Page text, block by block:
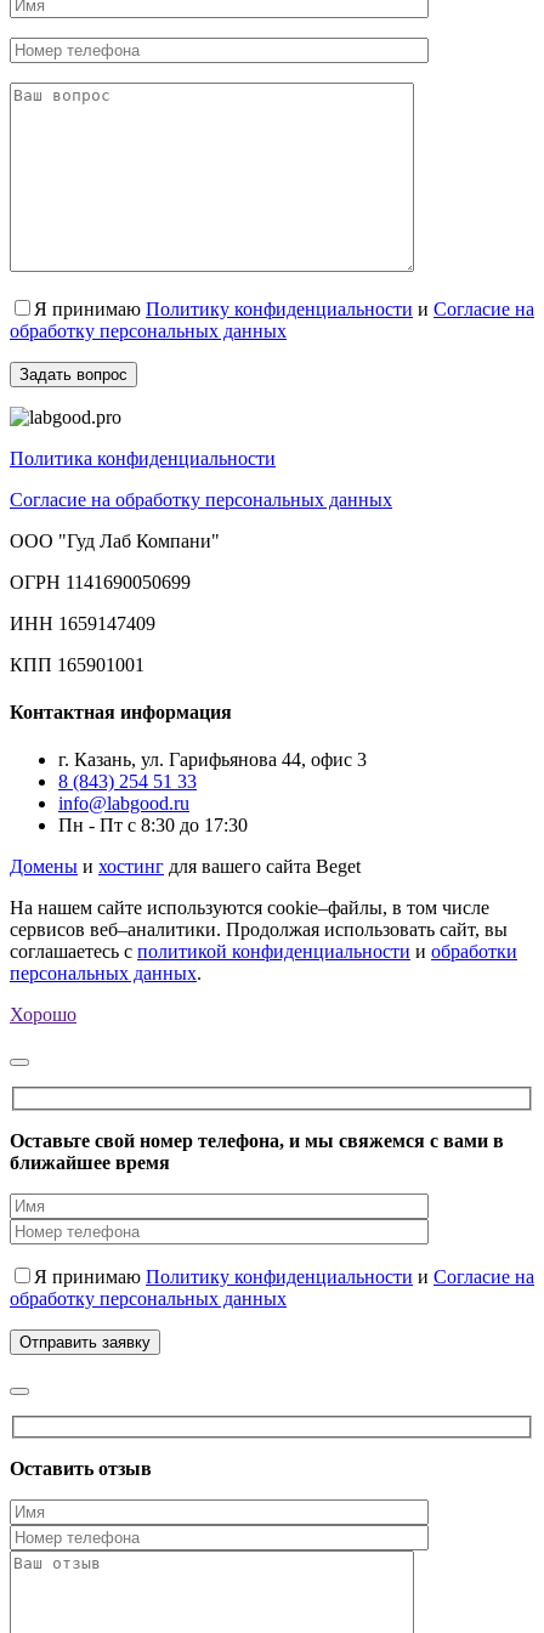
Я принимаю Политику конфиденциальности и Согласие на
обработку персональных данных
Политика конфиденциальности
Согласие на обработку персональных данных
ООО "Гуд Лаб Компани"
ОГРН 1141690050699
ИНН 1659147409
КПП 165901001
Контактная информация
г. Казань, ул. Гарифьянова 44, офис 3
8 (843) 254 51 33
info@labgood.ru
Пн - Пт с 8:30 до 17:30
Домены и хостинг для вашего сайта Beget
На нашем сайте используются cookie–файлы, в том числе
сервисов веб–аналитики. Продолжая использовать сайт, вы
соглашаетесь с политикой конфиденциальности и обработки
персональных данных.
Хорошо
Оставьте свой номер телефона, и мы свяжемся с вами в
ближайшее время
Я принимаю Политику конфиденциальности и Согласие на
обработку персональных данных
Оставить отзыв